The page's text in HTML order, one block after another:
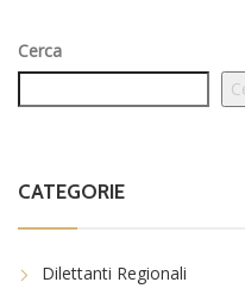
Cerca
CATEGORIE
Dilettanti Regionali